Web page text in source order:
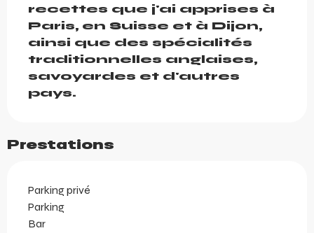
recettes que j'ai apprises à
Paris, en Suisse et à Dijon,
ainsi que des spécialités
traditionnelles anglaises,
savoyardes et d'autres
pays.
Prestations
Parking privé
Parking
Bar